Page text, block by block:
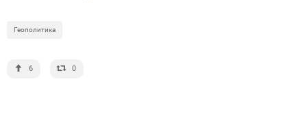
Геополитика
6 0